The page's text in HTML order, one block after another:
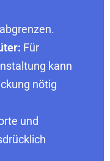
Für
kann
nötig
und